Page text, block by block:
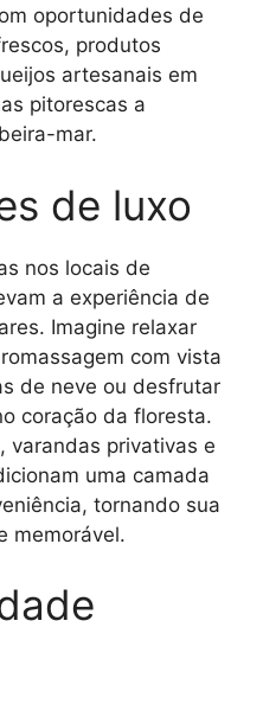
oportunidades de
produtos
artesanais em
pitorescas a
mar.
de luxo
nos locais de
a experiência de
Imagine relaxar
com vista
de neve ou desfrutar
coração da floresta.
varandas privativas e
uma camada
tornando sua
memorável.